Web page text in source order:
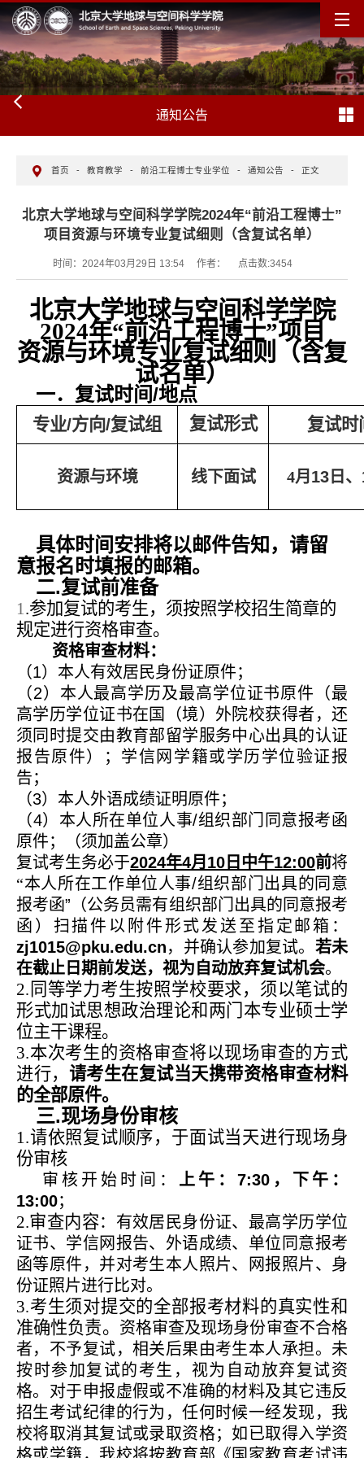
通知公告
首页 - 教育教学 - 前沿工程博士专业学位 - 通知公告 - 正文
北京大学地球与空间科学学院2024年“前沿工程博士”
项目资源与环境专业复试细则（含复试名单）
时间：2024年03月29日 13:54 作者： 点击数:3454
北京大学地球与空间科学学院
2024年“前沿工程博士”项目
资源与环境专业复试细则（含复
试名单）
一．复试时间/地点
专业/方向/复试组 复试形式 复试时
资源与环境 线下面试 4月 13 日、
具体时间安排将以邮件告知，请留
意报名时填报的邮箱。
二.复试前准备
1 .参加复试的考生，须按照学校招生简章的
规定进行资格审查。
资格审查材料：
（1）本人有效居民身份证原件；
（2）本人最高学历及最高学位证书原件（最
高学历学位证书在国（境）外院校获得者，还
须同时提交由教育部留学服务中心出具的认证
报告原件）；学信网学籍或学历学位验证报
告；
（3）本人外语成绩证明原件；
（4）本人所在单位人事/组织部门同意报考函
原件；（须加盖公章）
复试考生务必于2024年4月 10 日中午12:00前将
“本人所在工作单位人事/组织部门出具的同意
报考函” （公务员需有组织部门出具的同意报考
函）扫描件以附件形式发送至指定邮箱：
zj1015@pku.edu.cn，并确认参加复试。 若未
在截止日期前发送，视为自动放弃复试机会。
2. 同等学力考生按照学校要求，须以笔试的
形式加试思想政治理论和两门本专业硕士学
位主干课程。
3.本次考生的资格审查将以现场审查的方式
进行， 请考生在复试当天携带资格审查材料
的全部原件。
三.现场身份审核
1.请依照复试顺序，于面试当天进行现场身
份审核
审核开始时间： 上午： 7:30 ，下午：
13:00；
2.审查内容：有效居民身份证、最高学历学位
证书、学信网报告、外语成绩、单位同意报考
函等原件，并对考生本人照片、网报照片、身
份证照片进行比对。
3.考生须对提交的全部报考材料的真实性和
准确性负责。
资格审查及现场身份审查不合格
者，不予复试，相关后果由考生本人承担。未
按时参加复试的考生，视为自动放弃复试资
格。对于申报虚假或不准确的材料及其它违反
招生考试纪律的行为，任何时候一经发现，我
校将取消其复试或录取资格；如已取得入学资